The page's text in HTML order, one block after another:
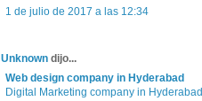
1 de julio de 2017 a las 12:34
Unknown dijo...
Web design company in Hyderabad
Digital Marketing company in Hyderabad